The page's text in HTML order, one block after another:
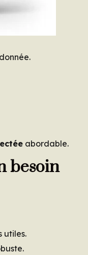
abordable.
besoin
utiles.